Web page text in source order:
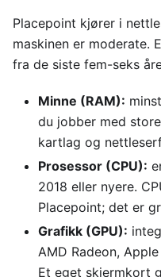
Placepoint kjører i
maskinen er moderate.
fra de siste fem-seks
Minne (RAM):
du jobber med
kartlag og
Prosessor (CPU):
2018 eller nyere.
Placepoint; det er
Grafikk (GPU):
AMD Radeon,
Et eget skjermkort